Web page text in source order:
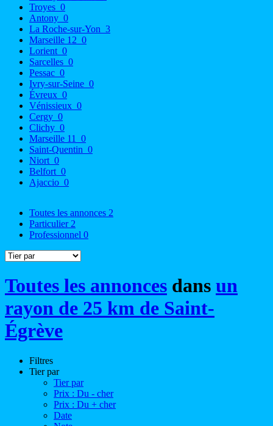
Troyes 0
Antony 0
La Roche-sur-Yon 3
Marseille 12 0
Lorient 0
Sarcelles 0
Pessac 0
Ivry-sur-Seine 0
Évreux 0
Vénissieux 0
Cergy 0
Clichy 0
Marseille 11
0
Saint-Quentin 0
Niort 0
Belfort 0
Ajaccio 0
Toutes les annonces 2
Particulier 2
Professionnel 0
Toutes les annonces dans un
rayon de 25 km de Saint-
Égrève
Filtres
Tier par
Tier par
Prix : Du - cher
Prix : Du + cher
Date